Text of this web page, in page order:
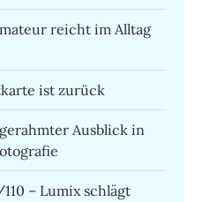
reicht im Alltag
ist zurück
Ausblick in
– Lumix schlägt